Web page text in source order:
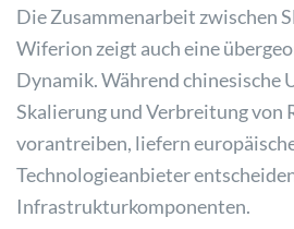
Die Zusammenarbeit zwischen
Wiferion zeigt auch eine
Dynamik. Während chinesische
Skalierung und Verbreitung
vorantreiben, liefern
Technologieanbieter
Infrastrukturkomponenten.